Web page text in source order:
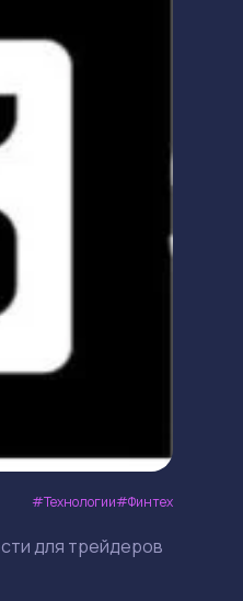
Технологии Финтех
для трейдеров